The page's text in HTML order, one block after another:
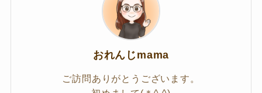
おれんじmama
ご訪問ありがとうございます。